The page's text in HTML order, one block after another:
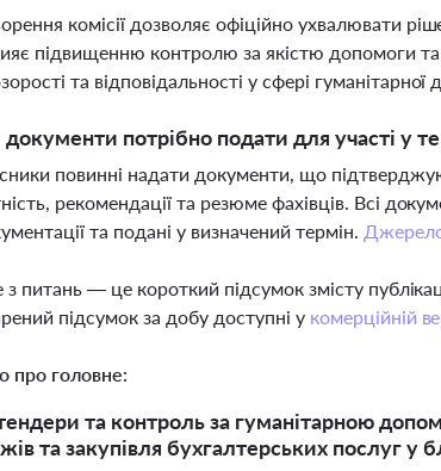
комісії дозволяє офіційно ухвалювати
підвищенню контролю за якістю допомоги
та відповідальності у сфері гуманітарної
документи потрібно подати для участі у
повинні надати документи, що
рекомендації та резюме фахівців. Всі
та подані у визначений термін.
питань — це короткий підсумок змісту
підсумок за добу доступні у комерційній
про головне:
та контроль за гуманітарною
та закупівля бухгалтерських послуг у